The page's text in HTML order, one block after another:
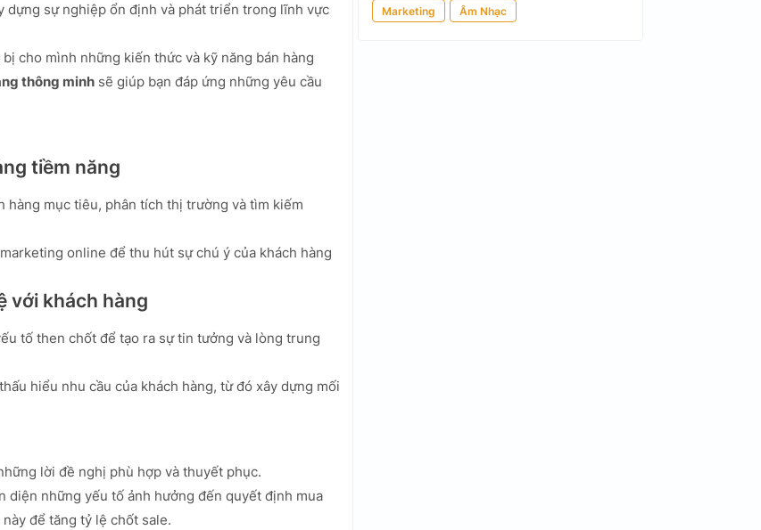
sự nghiệp ổn định và phát triển trong lĩnh vực
cho mình những kiến thức và kỹ năng bán hàng
thông minh sẽ giúp bạn đáp ứng những yêu cầu
tiềm năng
hàng mục tiêu, phân tích thị trường và tìm kiếm
online để thu hút sự chú ý của khách hàng
với khách hàng
tố then chốt để tạo ra sự tin tưởng và lòng trung
hiểu nhu cầu của khách hàng, từ đó xây dựng mối
lời đề nghị phù hợp và thuyết phục.
diện những yếu tố ảnh hưởng đến quyết định mua
để tăng tỷ lệ chốt sale.
Marketing Âm Nhạc